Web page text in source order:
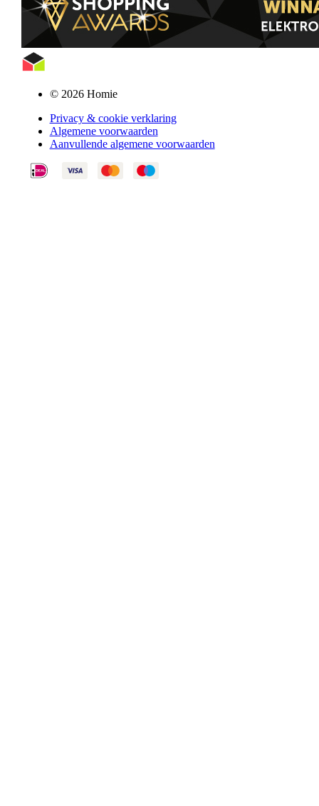
© 2026 Homie
Privacy & cookie verklaring
Algemene voorwaarden
Aanvullende algemene voorwaarden